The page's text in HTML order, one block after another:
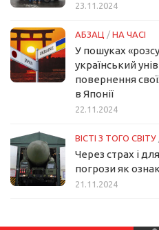
23.11.2024
АБЗАЦ / НА ЧАСІ
У пошуках
український
повернення
в Японії
22.11.2024
ВІСТІ З ТОГО СВІТУ
Через страх і
погрози як
21.11.2024